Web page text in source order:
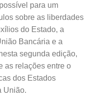
para um
sobre as liberdades
do Estado, a
Bancária e a
segunda edição,
as relações entre o
dos Estados
União.